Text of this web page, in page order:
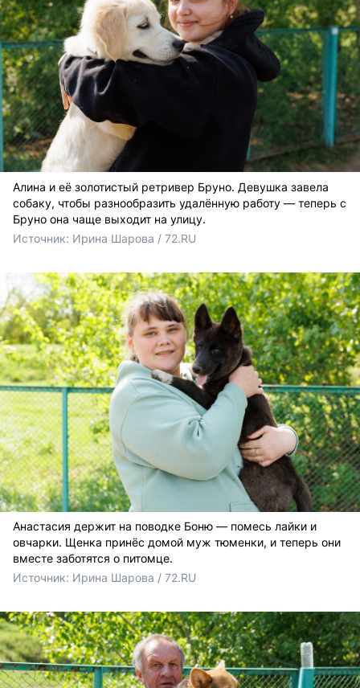
Алина и её золотистый ретривер Бруно. Девушка завела
собаку, чтобы разнообразить удалённую работу — теперь с
Бруно она чаще выходит на улицу.
Источник: Ирина Шарова / 72.RU
Анастасия держит на поводке Боню — помесь лайки и
овчарки. Щенка принёс домой муж тюменки, и теперь они
вместе заботятся о питомце.
Источник: Ирина Шарова / 72.RU